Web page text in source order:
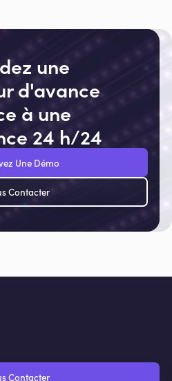
une
d'avance
à une
24 h/24
Une Démo
Contacter
Contacter